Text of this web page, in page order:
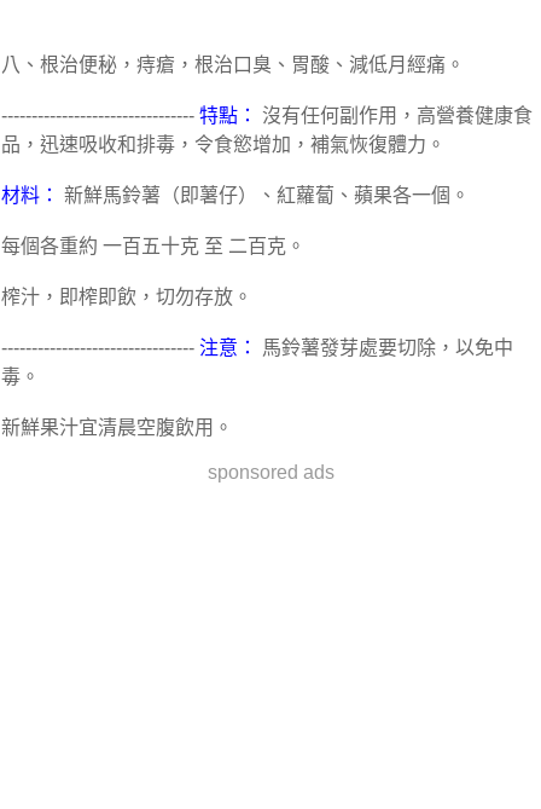
八、根治便秘，痔瘡，根治口臭、胃酸、減低月經痛。
-------------------------------- 特點：
沒有任何副作用，高營養健康食
品，迅速吸收和排毒，令食慾增加，補氣恢復體力。
材料： 新鮮馬鈴薯（即薯仔）、紅蘿蔔、蘋果各一個。
每個各重約 一百五十克 至 二百克。
榨汁，即榨即飲，切勿存放。
-------------------------------- 注意：
馬鈴薯發芽處要切除，以免中
毒。
新鮮果汁宜清晨空腹飲用。
sponsored ads